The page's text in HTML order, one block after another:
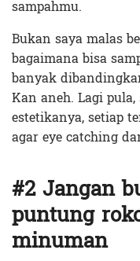
sampahmu.
Bukan saya malas
bagaimana bisa
banyak
Kan aneh. Lagi
estetikanya, setiap
agar eye catching
#2 Jangan
puntung
minuman